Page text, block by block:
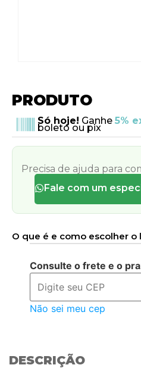
PRODUTO
Só hoje! Ganhe 5%
boleto ou pix
Precisa de ajuda para
Fale com um
O que é e como escolher o
Consulte o frete e o
Não sei meu cep
DESCRIÇÃO